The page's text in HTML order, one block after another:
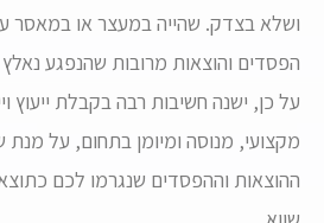
ושלא בצדק. שהייה במעצר או במאסר
הפסדים והוצאות מרובות שהנפגע נאלץ
על כן, ישנה חשיבות רבה בקבלת ייעוץ
מקצועי, מנוסה ומיומן בתחום, על
ההוצאות וההפסדים שנגרמו לכם